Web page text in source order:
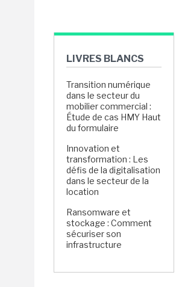
LIVRES BLANCS
Transition numérique
dans le secteur du
mobilier commercial :
Étude de cas HMY Haut
du formulaire
Innovation et
transformation : Les
défis de la digitalisation
dans le secteur de la
location
Ransomware et
stockage : Comment
sécuriser son
infrastructure